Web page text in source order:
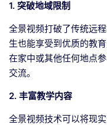
1. 突破地域限制
全景视频打破了传统远
生也能享受到优质的教
在家中或其他任何地点
交流。
2. 丰富教学内容
全景视频技术可以将现